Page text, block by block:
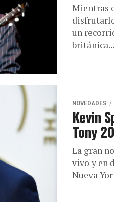
Mientras
un
británica...
NOVEDADES
Kevin
Tony
La gran
vivo y en
Nueva